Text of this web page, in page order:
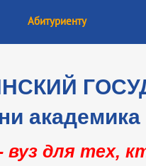
Абитуриенту
академика
вуз для тех,